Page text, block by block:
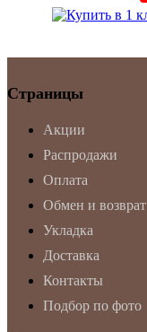
Страницы
Акции
Распродажи
Оплата
Обмен и возврат
Укладка
Доставка
Контакты
Подбор по фото